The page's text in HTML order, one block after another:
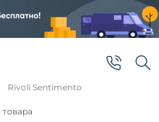
Rivoli Sentimento
товара